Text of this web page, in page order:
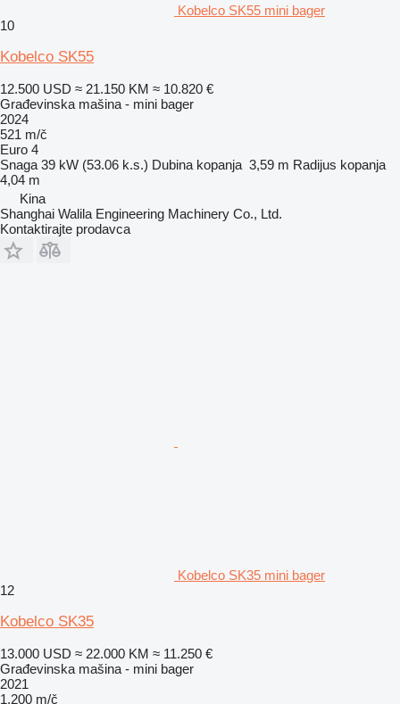
Kobelco SK55 mini bager
10
Kobelco SK55
12.500 USD ≈ 21.150 KM ≈ 10.820 €
Građevinska mašina - mini bager
2024
521 m/č
Euro 4
Snaga 39 kW (53.06 k.s.) Dubina kopanja 3,59 m Radijus kopanja
4,04 m
Kina
Shanghai Walila Engineering Machinery Co., Ltd.
Kontaktirajte prodavca
Kobelco SK35 mini bager
12
Kobelco SK35
13.000 USD ≈ 22.000 KM ≈ 11.250 €
Građevinska mašina - mini bager
2021
1.200 m/č